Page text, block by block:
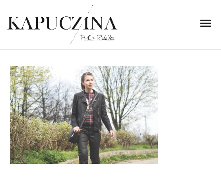
12 kwietnia 2014
IMG_2942
Written by